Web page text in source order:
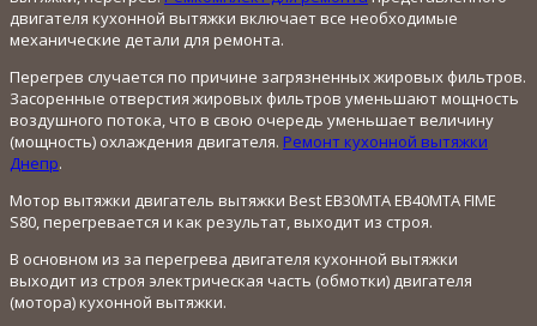
двигателя кухонной вытяжки включает все необходимые
механические детали для ремонта.
Перегрев случается по причине загрязненных жировых фильтров.
Засоренные отверстия жировых фильтров уменьшают мощность
воздушного потока, что в свою очередь уменьшает величину
(мощность) охлаждения двигателя. Ремонт кухонной вытяжки
Днепр.
Мотор вытяжки двигатель вытяжки Best EB30MTA EB40MTA FIME
S80, перегревается и как результат, выходит из строя.
В основном из за перегрева двигателя кухонной вытяжки
выходит из строя электрическая часть (обмотки) двигателя
(мотора) кухонной вытяжки.